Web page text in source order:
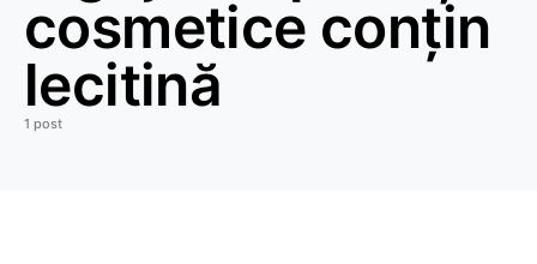
cosmetice conțin
lecitină
1 post